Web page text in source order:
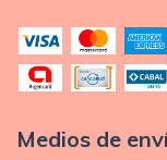
Medios de